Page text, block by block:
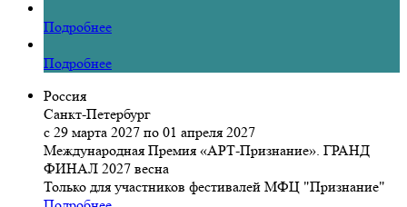
Подробнее
Подробнее
Россия
Санкт-Петербург
с 29 марта 2027 по 01 апреля 2027
Международная Премия «АРТ-Признание». ГРАНД
ФИНАЛ 2027 весна
Только для участников фестивалей МФЦ "Признание"